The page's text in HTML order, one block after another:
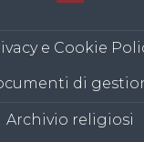
e Cookie
di
Archivio religiosi